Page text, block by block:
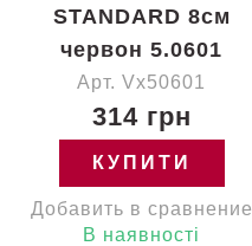
STANDARD 8см
червон 5.0601
Арт. Vx50601
314 грн
КУПИТИ
Добавить в сравнение
В наявності